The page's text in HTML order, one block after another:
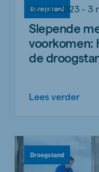
Droogstand
06 juli 2023 - 3
Slepende
voorkomen:
de
Lees verder
Droogstand